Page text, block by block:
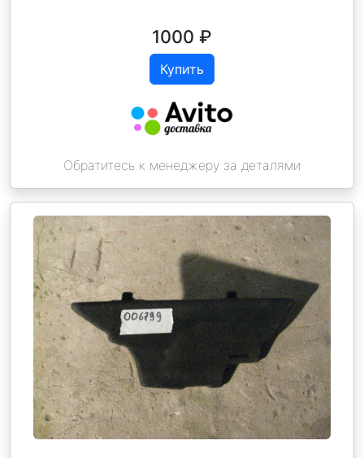
1000 ₽
Купить
Обратитесь к менеджеру за деталями